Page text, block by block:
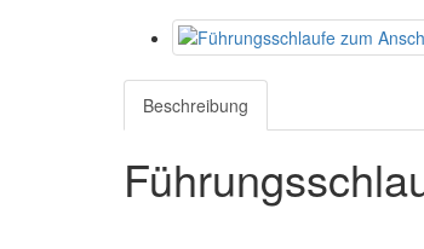
Beschreibung